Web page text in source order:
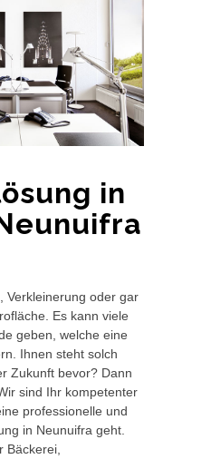
in
Verkleinerung oder gar
Es kann viele
geben, welche eine
Ihnen steht solch
Zukunft bevor? Dann
sind Ihr kompetenter
professionelle und
in Neunuifra geht.
Bäckerei,